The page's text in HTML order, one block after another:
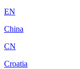
EN
China
CN
Croatia